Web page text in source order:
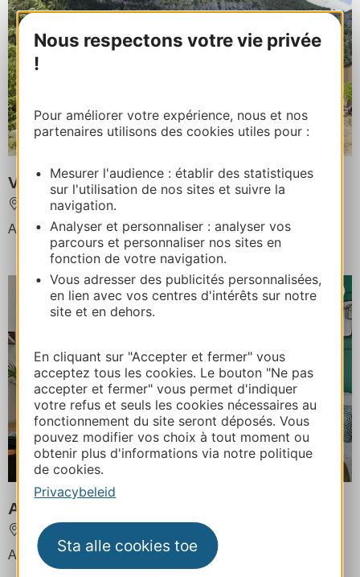
Nous respectons votre vie privée
!
Pour améliorer votre expérience, nous et nos
partenaires utilisons des cookies utiles pour :
Mesurer l'audience : établir des statistiques
sur l'utilisation de nos sites et suivre la
navigation.
Analyser et personnaliser : analyser vos
parcours et personnaliser nos sites en
fonction de votre navigation.
Vous adresser des publicités personnalisées,
en lien avec vos centres d'intérêts sur notre
site et en dehors.
En cliquant sur "Accepter et fermer" vous
acceptez tous les cookies. Le bouton "Ne pas
accepter et fermer" vous permet d'indiquer
votre refus et seuls les cookies nécessaires au
fonctionnement du site seront déposés. Vous
pouvez modifier vos choix à tout moment ou
obtenir plus d'informations via notre politique
de cookies.
Privacybeleid
Sta alle cookies toe
VILLAGE VACANCES DE BLAJOUX
SAINTE-ENIMIE
Accommodatie capaciteit : 168 personnes
APPART'CITY TOULOUSE COLOMIERS
COLOMIERS
Accommodatie capaciteit : 268 personnes